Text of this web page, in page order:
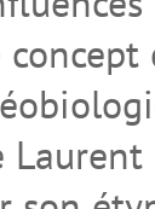
concept